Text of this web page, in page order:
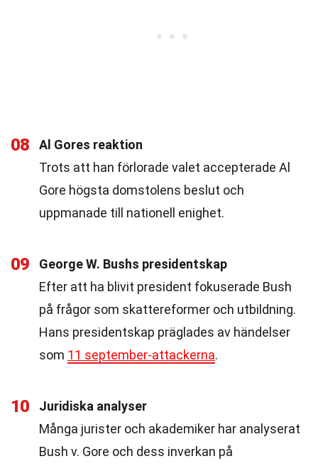
08
Al Gores reaktion
Trots att han förlorade valet accepterade Al
Gore högsta domstolens beslut och
uppmanade till nationell enighet.
09
George W. Bushs presidentskap
Efter att ha blivit president fokuserade Bush
på frågor som skattereformer och utbildning.
Hans presidentskap präglades av händelser
som 11 september-attackerna.
10
Juridiska analyser
Många jurister och akademiker har analyserat
Bush v. Gore och dess inverkan på